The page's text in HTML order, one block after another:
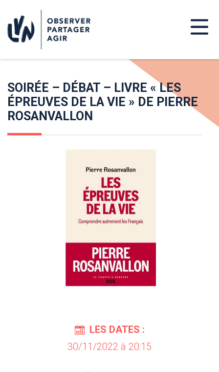
SOIRÉE – DÉBAT – LIVRE « LES
ÉPREUVES DE LA VIE » DE PIERRE
ROSANVALLON
LES DATES :
30/11/2022 à 20:15